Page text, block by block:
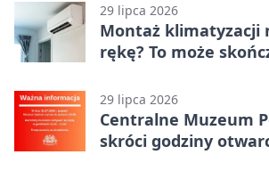
29 lipca 2026
Montaż klimatyzacji
rękę? To może
29 lipca 2026
Centralne Muzeum
skróci godziny